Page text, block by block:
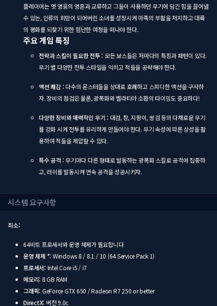
플레이어는 옛 영웅의 영혼과 교류하고 그들이 사용하던 무기에 담긴 힘을 끌어낼
수 있는, 인류의 희망이 되어버린 소녀를 성장시켜 마족의 부활을 저지하고 대륙
의 평화를 되찾기 위한 험난한 여정을 떠나야 한다.
주요 게임 특징
전략과 스킬이 필요한 전투 : 모든 보스들은 저마다의 특징과 패턴이 있다.
무기 별 다양한 전투 스타일을 익히고 적들을 공략해야 한다.
액션 쾌감 : 다수의 몬스터들을 상대로 호쾌하고 스피디한 액션을 구사하
자. 장비의 점검은 물론, 광폭화와 벨라티아 소환의 타이밍도 중요하다!
다양한 장비와 매력적인 무기 : 대검, 창, 지팡이, 쌍검 등의 다채로운 무기
를 강화 시켜 전투를 유리하게 만들어야 한다. 무기 속성에 따른 상성을 활
용하여 적들을 제압할 수 있다.
특수 공격 :무기마다 다른 형태로 발동하는 광폭화 스킬로 공격에 집중하
고, 러쉬를 발동시켜 연속 공격을 성공시키자.
시스템 요구사항
최소:
64비트 프로세서와 운영 체제가 필요합니다
운영 체제 *: Windows 8 / 8.1 / 10 (64 Service Pack 1)
프로세서: Intel Core i5 / i7
메모리: 8 GB RAM
그래픽: GeForce GTX 650 / Radeon R7 250 or better
DirectX: 버전 9.0c